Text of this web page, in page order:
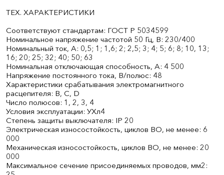
ТЕХ. ХАРАКТЕРИСТИКИ
Соответствуют стандартам: ГОСТ Р 50345­99
Номинальное напряжение частотой 50 Гц, В: 230/400
Номинальный ток, А: 0,5; 1; 1,6; 2; 2,5; 3; 4; 5; 6; 8; 10, 13;
16; 20; 25; 32; 40; 50; 63
Номинальная отключающая способность, А: 4 500
Напряжение постоянного тока, В/полюс: 48
Характеристики срабатывания электромагнитного
расцепителя: В, С, D
Число полюсов: 1, 2, 3, 4
Условия эксплуатации: УХл4
Степень защиты выключателя: IP 20
Электрическая износостойкость, циклов В­О, не менее: 6
000
Механическая износостойкость, циклов В­О, не менее: 20
000
Максимальное сечение присоединяемых проводов, мм2: